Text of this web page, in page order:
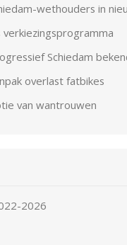
wethouders in
verkiezingsprogramma
Schiedam
overlast fatbikes
van wantrouwen
2026